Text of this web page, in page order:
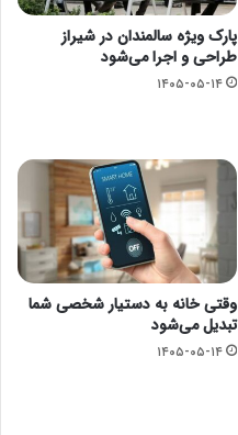
پارک ویژه سالمندان در شیراز
طراحی و اجرا می‌شود
۱۴۰۵-۰۵-۱۴
وقتی خانه به دستیار شخصی شما
تبدیل می‌شود
۱۴۰۵-۰۵-۱۴